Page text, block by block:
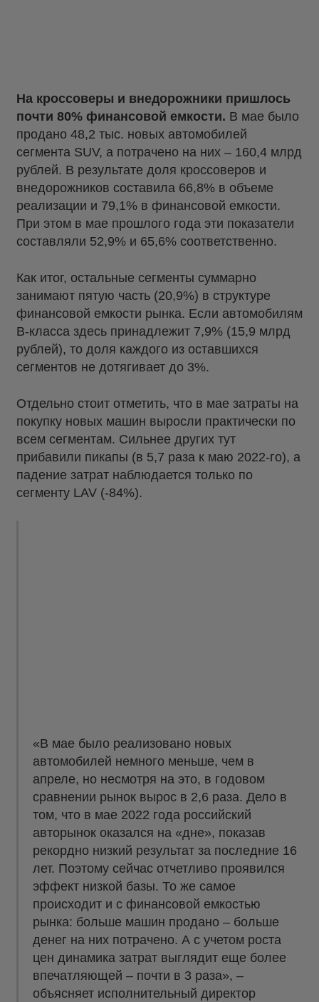
На кроссоверы и внедорожники пришлось
почти 80% финансовой емкости. В мае было
продано 48,2 тыс. новых автомобилей
сегмента SUV, а потрачено на них – 160,4 млрд
рублей. В результате доля кроссоверов и
внедорожников составила 66,8% в объеме
реализации и 79,1% в финансовой емкости.
При этом в мае прошлого года эти показатели
составляли 52,9% и 65,6% соответственно.
Как итог, остальные сегменты суммарно
занимают пятую часть (20,9%) в структуре
финансовой емкости рынка. Если автомобилям
В-класса здесь принадлежит 7,9% (15,9 млрд
рублей), то доля каждого из оставшихся
сегментов не дотягивает до 3%.
Отдельно стоит отметить, что в мае затраты на
покупку новых машин выросли практически по
всем сегментам. Сильнее других тут
прибавили пикапы (в 5,7 раза к маю 2022-го), а
падение затрат наблюдается только по
сегменту LAV (-84%).
«В мае было реализовано новых
автомобилей немного меньше, чем в
апреле, но несмотря на это, в годовом
сравнении рынок вырос в 2,6 раза. Дело в
том, что в мае 2022 года российский
авторынок оказался на «дне», показав
рекордно низкий результат за последние 16
лет. Поэтому сейчас отчетливо проявился
эффект низкой базы. То же самое
происходит и с финансовой емкостью
рынка: больше машин продано – больше
денег на них потрачено. А с учетом роста
цен динамика затрат выглядит еще более
впечатляющей – почти в 3 раза», –
объясняет исполнительный директор